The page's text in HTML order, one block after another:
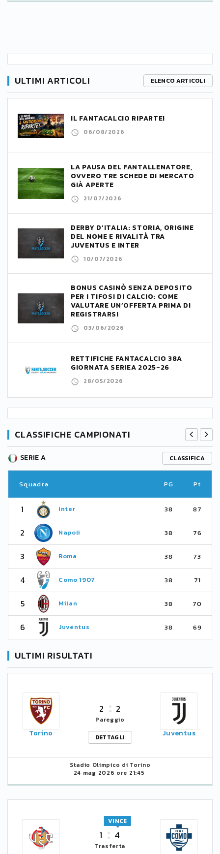
ULTIMI ARTICOLI ELENCO ARTICOLI
IL FANTACALCIO RIPARTE!
06/08/2026
LA PAUSA DEL FANTALLENATORE,
OVVERO TRE SCHEDE DI MERCATO
GIÀ APERTE
21/07/2026
DERBY D’ITALIA: STORIA, ORIGINE
DEL NOME E RIVALITÀ TRA
JUVENTUS E INTER
10/07/2026
BONUS CASINÒ SENZA DEPOSITO
PER I TIFOSI DI CALCIO: COME
VALUTARE UN’OFFERTA PRIMA DI
REGISTRARSI
03/06/2026
RETTIFICHE FANTACALCIO 38A
GIORNATA SERIEA 2025-26
28/05/2026
CLASSIFICHE CAMPIONATI
SERIE A CLASSIFICA
Squadra PG Pt
1 Inter 38 87
2 Napoli 38 76
3 Roma 38 73
4 Como 1907 38 71
5 Milan 38 70
6 Juventus 38 69
ULTIMI RISULTATI
Torino
2 2
Pareggio
DETTAGLI
Juventus
Stadio Olimpico di Torino
24 mag 2026 ore 21:45
1 4
VINCE
Trasferta